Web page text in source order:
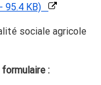
95.4 KB)
sociale agricole
: